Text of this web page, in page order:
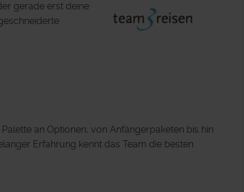
gerade erst deine
an Optionen, von Anfängerpaketen bis hin
Erfahrung kennt das Team die besten